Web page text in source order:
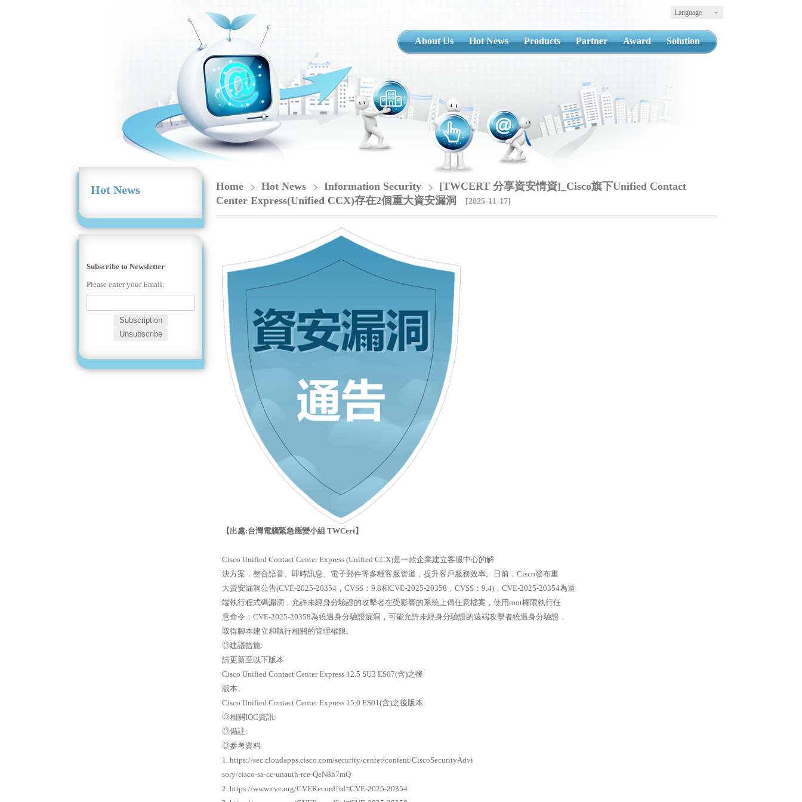
Language
About Us Hot News Products Partner Award Solution
Hot News
Subscribe to Newsletter
Please enter your Email:
Home Hot News Information Security
[TWCERT 分享資安情資]_Cisco旗下Unified Contact
Center Express(Unified CCX)存在2個重大資安漏洞
[2025-11-17]
【出處:台灣電腦緊急應變小組 TWCert】
Cisco Unified Contact Center Express (Unified CCX)是一款企業建立客服中心的解
決方案，整合語音、即時訊息、電子郵件等多種客服管道，提升客戶服務效率。日前，Cisco發布重
大資安漏洞公告(CVE-2025-20354，CVSS：9.8和CVE-2025-20358，CVSS：9.4)，CVE-2025-20354為遠
端執行程式碼漏洞，允許未經身分驗證的攻擊者在受影響的系統上傳任意檔案，使用root權限執行任
意命令；CVE-2025-20358為繞過身分驗證漏洞，可能允許未經身分驗證的遠端攻擊者繞過身分驗證，
取得腳本建立和執行相關的管理權限。
◎建議措施:
請更新至以下版本
Cisco Unified Contact Center Express 12.5 SU3 ES07(含)之後
版本、
Cisco Unified Contact Center Express 15.0 ES01(含)之後版本
◎相關IOC資訊:
◎備註:
◎參考資料:
1. https://sec.cloudapps.cisco.com/security/center/content/CiscoSecurityAdvi
sory/cisco-sa-cc-unauth-rce-QeN8h7mQ
2. https://www.cve.org/CVERecord?id=CVE-2025-20354